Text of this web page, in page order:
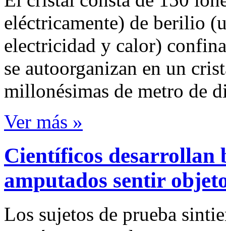
eléctricamente) de berilio
electricidad y calor)
se autoorganizan en un
millonésimas de metro de
Ver más »
Científicos desarrollan
amputados sentir
Los sujetos de prueba